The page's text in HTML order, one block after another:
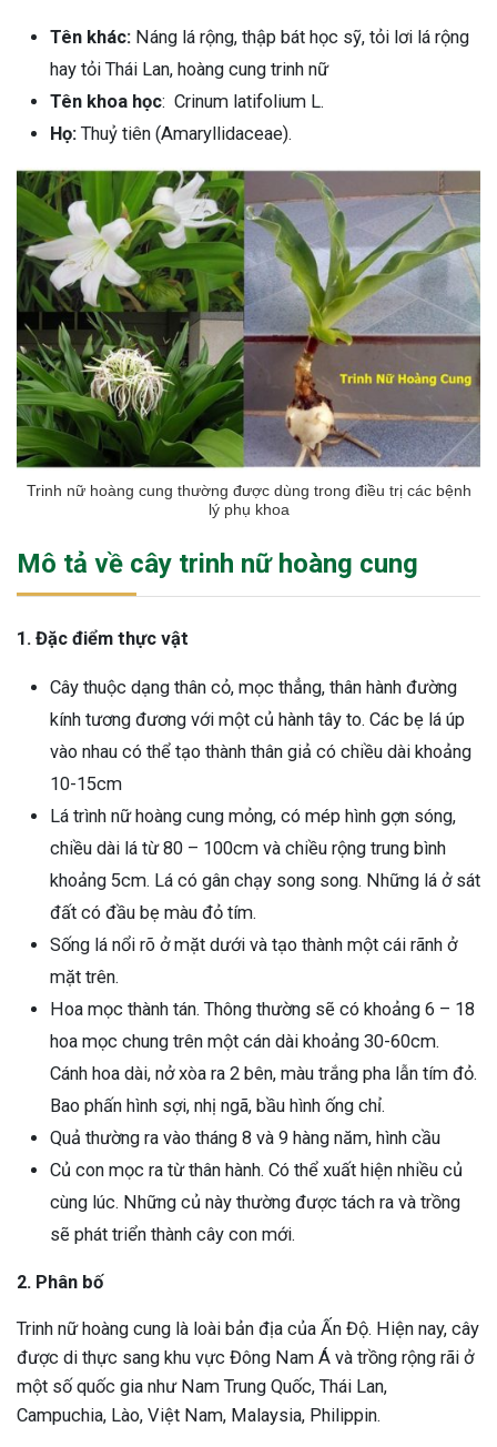
Thông Tin Cần Biết
sau sinh là tình trạng viêm da
phổ biến, khiến đôi bàn tay,
của chị em trở nên khô...
Tên khác: Náng lá rộng, thập bát học sỹ, tỏi lơi lá rộng
hay tỏi Thái Lan, hoàng cung trinh nữ
Tên khoa học: Crinum latifolium L.
Họ: Thuỷ tiên (Amaryllidaceae).
Trinh nữ hoàng cung thường được dùng trong điều trị các bệnh
lý phụ khoa
Mô tả về cây trinh nữ hoàng cung
1. Đặc điểm thực vật
Cây thuộc dạng thân cỏ, mọc thẳng, thân hành đường
kính tương đương với một củ hành tây to. Các bẹ lá úp
vào nhau có thể tạo thành thân giả có chiều dài khoảng
10-15cm
Lá trình nữ hoàng cung mỏng, có mép hình gợn sóng,
chiều dài lá từ 80 – 100cm và chiều rộng trung bình
khoảng 5cm. Lá có gân chạy song song. Những lá ở sát
đất có đầu bẹ màu đỏ tím.
Sống lá nổi rõ ở mặt dưới và tạo thành một cái rãnh ở
mặt trên.
Hoa mọc thành tán. Thông thường sẽ có khoảng 6 – 18
hoa mọc chung trên một cán dài khoảng 30-60cm.
Cánh hoa dài, nở xòa ra 2 bên, màu trắng pha lẫn tím đỏ.
Bao phấn hình sợi, nhị ngã, bầu hình ống chỉ.
Quả thường ra vào tháng 8 và 9 hàng năm, hình cầu
Củ con mọc ra từ thân hành. Có thể xuất hiện nhiều củ
cùng lúc. Những củ này thường được tách ra và trồng
sẽ phát triển thành cây con mới.
2. Phân bố
Trinh nữ hoàng cung là loài bản địa của Ấn Độ. Hiện nay, cây
được di thực sang khu vực Đông Nam Á và trồng rộng rãi ở
một số quốc gia như Nam Trung Quốc, Thái Lan,
Campuchia, Lào, Việt Nam, Malaysia, Philippin.